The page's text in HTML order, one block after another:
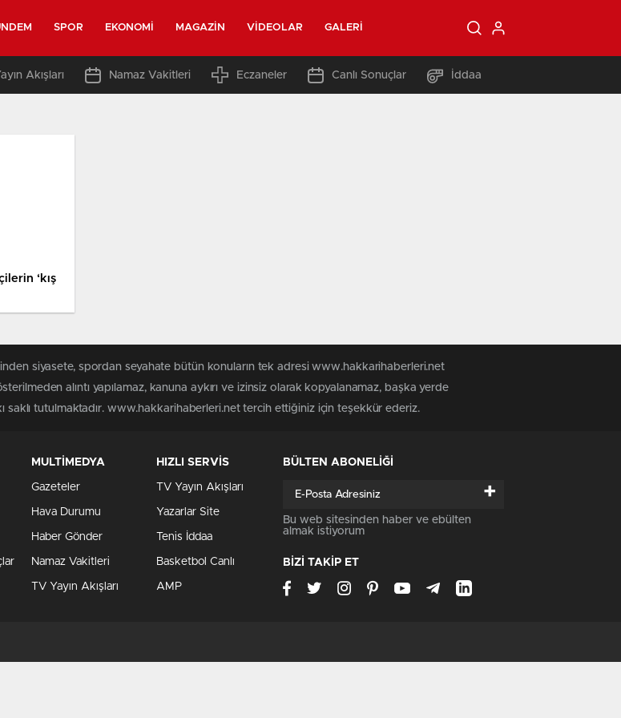
SPOR EKONOMI MAGAZIN VIDEOLAR GALERI
Akışları Namaz Vakitleri Eczaneler Canlı Sonuçlar İddaa
‘kış
siyasete, spordan seyahate bütün konuların tek adresi www.hakkarihaberleri.net
alıntı yapılamaz, kanuna aykırı ve izinsiz olarak kopyalanamaz, başka yerde
saklı tutulmaktadır. www.hakkarihaberleri.net tercih ettiğiniz için teşekkür ederiz.
MULTİMEDYA
Gazeteler
Hava Durumu
Haber Gönder
Namaz Vakitleri
TV Yayın Akışları
HIZLI SERVİS
TV Yayın Akışları
Yazarlar Site
Tenis İddaa
Basketbol Canlı
AMP
BÜLTEN ABONELİĞİ
+
Bu web sitesinden haber ve ebülten
almak istiyorum
BİZİ TAKİP ET